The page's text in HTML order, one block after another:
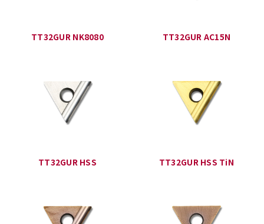
TT32GUR NK8080 TT32GUR AC15N
TT32GUR HSS TT32GUR HSS TiN